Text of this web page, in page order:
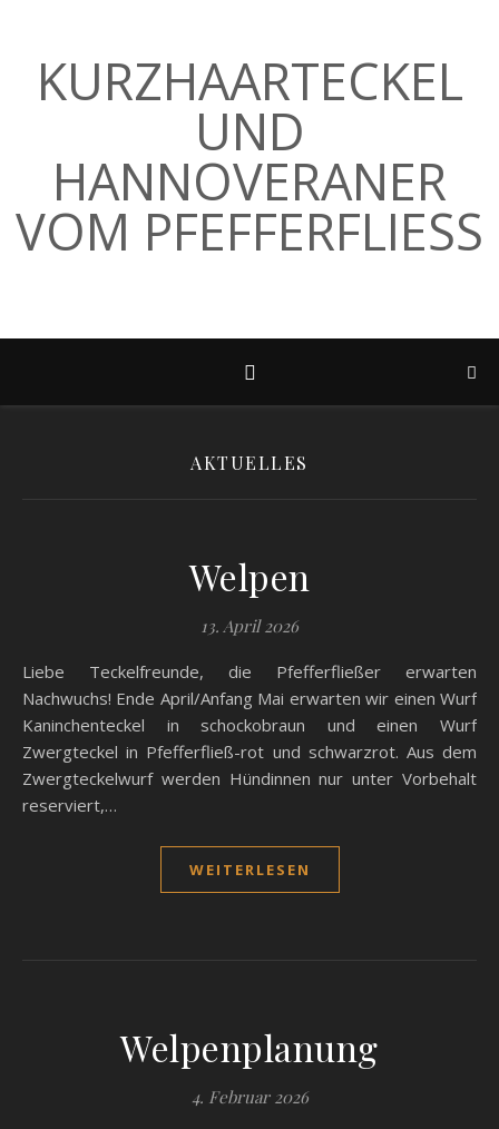
KURZHAARTECKEL
UND
HANNOVERANER
VOM PFEFFERFLIESS
AKTUELLES
Welpen
13. April 2026
Liebe Teckelfreunde, die Pfefferfließer erwarten
Nachwuchs! Ende April/Anfang Mai erwarten wir einen Wurf
Kaninchenteckel in schockobraun und einen Wurf
Zwergteckel in Pfefferfließ-rot und schwarzrot. Aus dem
Zwergteckelwurf werden Hündinnen nur unter Vorbehalt
reserviert,…
WEITERLESEN
Welpenplanung
4. Februar 2026